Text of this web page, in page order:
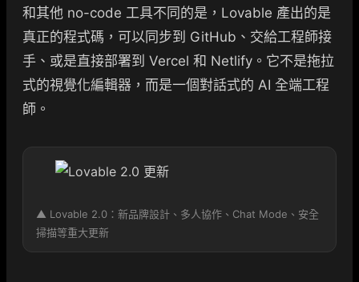
和其他 no-code 工具不同的是，Lovable 產出的是
真正的程式碼，可以同步到 GitHub、交給工程師接
手、或是直接部署到 Vercel 和 Netlify。它不是拖拉
式的視覺化編輯器，而是一個對話式的 AI 全端工程
師。
▲ Lovable 2.0：新品牌設計、多人協作、Chat Mode、安全
掃描等重大更新